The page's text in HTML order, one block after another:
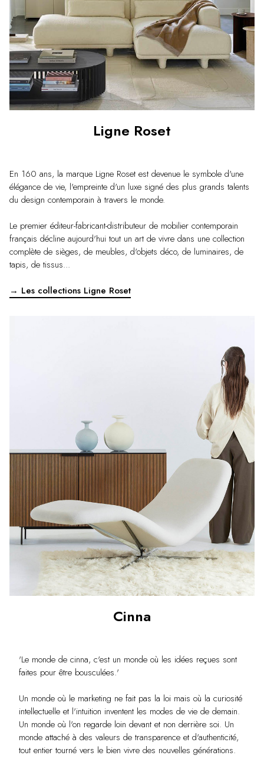
Ligne Roset
En 160 ans, la marque Ligne Roset est devenue le symbole d'une
élégance de vie, l'empreinte d'un luxe signé des plus grands talents
du design contemporain à travers le monde.
Le premier éditeur-fabricant-distributeur de mobilier contemporain
français décline aujourd'hui tout un art de vivre dans une collection
complète de sièges, de meubles, d'objets déco, de luminaires, de
tapis, de tissus...
→ Les collections Ligne Roset
Cinna
'Le monde de cinna, c'est un monde où les idées reçues sont
faites pour être bousculées.'
Un monde où le marketing ne fait pas la loi mais où la curiosité
intellectuelle et l'intuition inventent les modes de vie de demain.
Un monde où l'on regarde loin devant et non derrière soi. Un
monde attaché à des valeurs de transparence et d'authenticité,
tout entier tourné vers le bien vivre des nouvelles générations.